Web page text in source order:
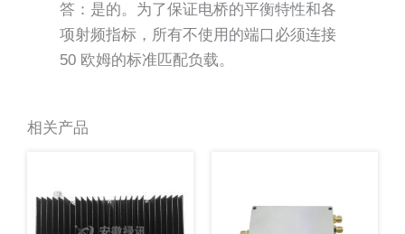
答：是的。为了保证电桥的平衡特性和各
项射频指标，所有不使用的端口必须连接
50 欧姆的标准匹配负载。
相关产品